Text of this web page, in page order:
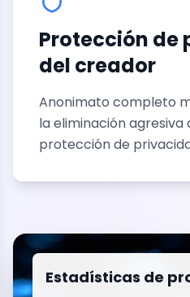
Estadísticas de
Protección de
del creador
Anonimato completo
la eliminación
protección de